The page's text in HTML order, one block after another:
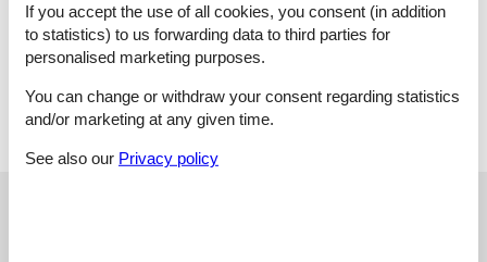
Wasserkocher und ein Toaster sind vorhanden. Im Schlafzimmer
befindet sich ein großes Doppelbett mit Kleiderschrank.
Kleiderbügel sind ausreichend vorhanden.
besteht aus Waschbecken und Dusche. Ein Fön ist vorhanden.
If you accept the use of all cookies, you consent (in addition
to statistics) to us forwarding data to third parties for
personalised marketing purposes.
You can change or withdraw your consent regarding statistics
and/or marketing at any given time.
See also our Privacy policy